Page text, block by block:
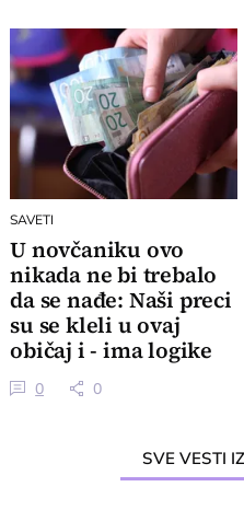
SAVETI
U novčaniku ovo
nikada ne bi trebalo
da se nađe: Naši preci
su se kleli u ovaj
običaj i - ima logike
0 0
SVE VESTI